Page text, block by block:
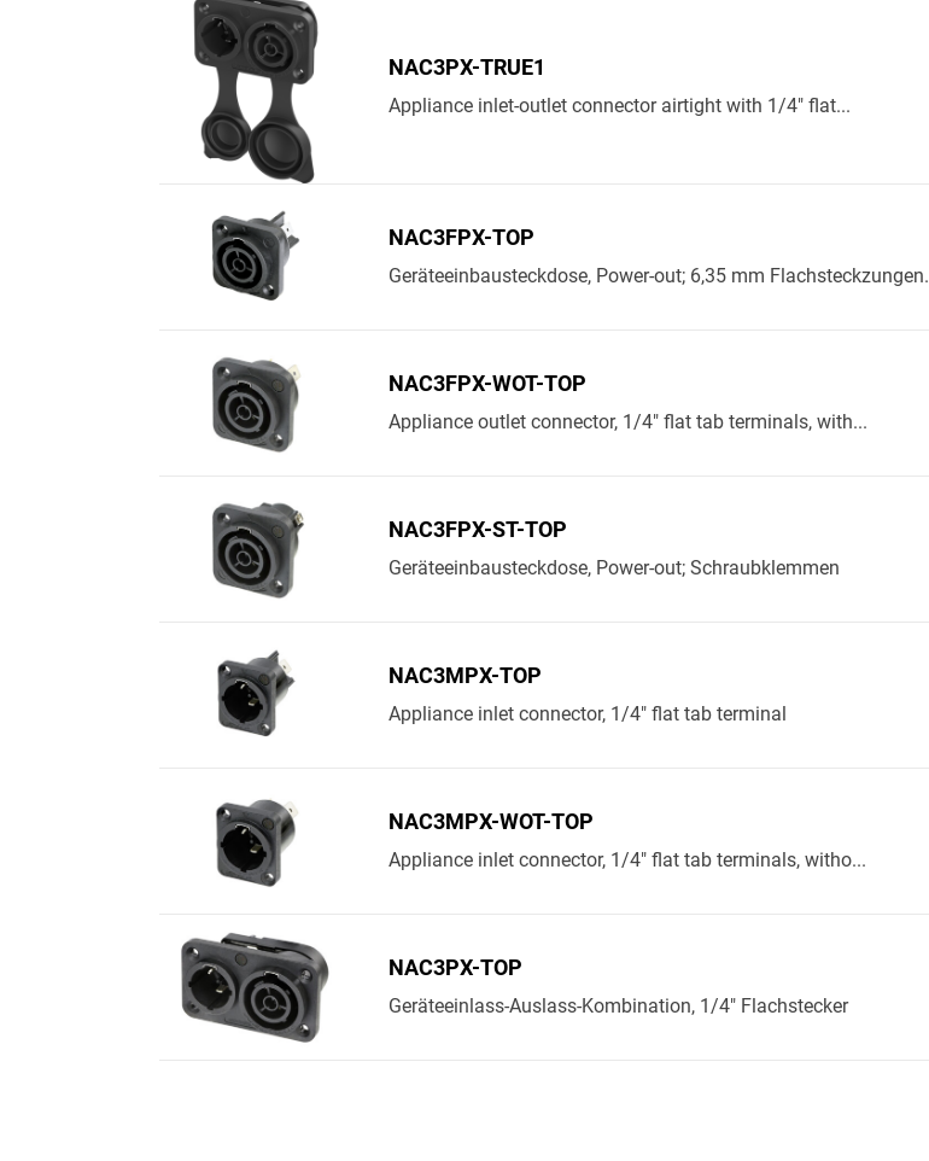
NAC3PX-TRUE1
Appliance inlet-outlet connector airtight with 1/4" flat...
NAC3FPX-TOP
Geräteeinbausteckdose, Power-out; 6,35 mm Flachsteckzungen.
NAC3FPX-WOT-TOP
Appliance outlet connector, 1/4" flat tab terminals, with...
NAC3FPX-ST-TOP
Geräteeinbausteckdose, Power-out; Schraubklemmen
NAC3MPX-TOP
Appliance inlet connector, 1/4" flat tab terminal
NAC3MPX-WOT-TOP
Appliance inlet connector, 1/4" flat tab terminals, witho...
NAC3PX-TOP
Geräteeinlass-Auslass-Kombination, 1/4" Flachstecker